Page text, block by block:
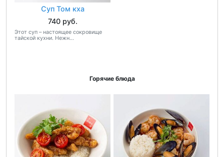
Суп Том кха
740 руб.
Этот суп – настоящее сокровище
тайской кухни. Нежн...
Горячие блюда